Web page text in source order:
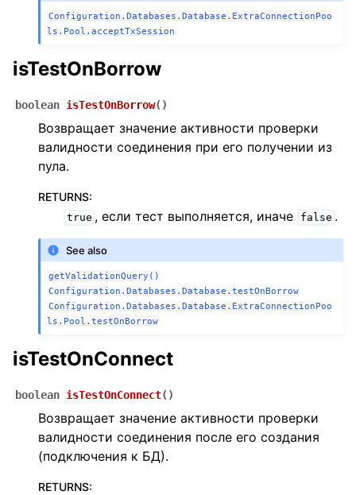
Configuration.Databases.Database.ExtraConnectionPoo
ls.Pool.acceptTxSession
isTestOnBorrow
boolean isTestOnBorrow( )
Возвращает значение активности проверки
валидности соединения при его получении из
пула.
RETURNS:
true , если тест выполняется, иначе false .
See also
getValidationQuery()
Configuration.Databases.Database.testOnBorrow
Configuration.Databases.Database.ExtraConnectionPoo
ls.Pool.testOnBorrow
isTestOnConnect
boolean isTestOnConnect( )
Возвращает значение активности проверки
валидности соединения после его создания
(подключения к БД).
RETURNS: